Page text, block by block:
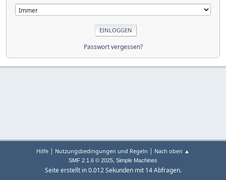
Passwort vergessen?
Hilfe | Nutzungsbedingungen und Regeln | Nach oben ▲
SMF 2.1.6 © 2025, Simple Machines
Seite erstellt in 0.012 Sekunden mit 14 Abfragen.